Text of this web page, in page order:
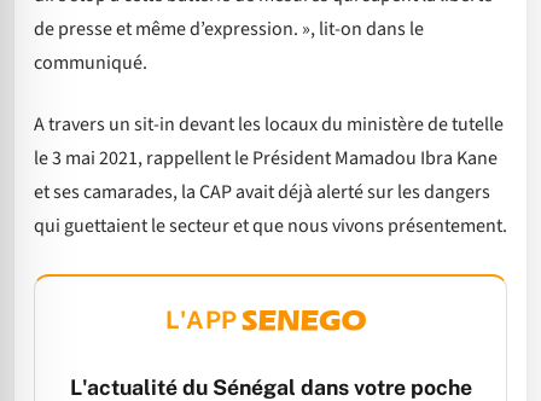
de presse et même d’expression. », lit-on dans le
communiqué.
A travers un sit-in devant les locaux du ministère de tutelle
le 3 mai 2021, rappellent le Président Mamadou Ibra Kane
et ses camarades, la CAP avait déjà alerté sur les dangers
qui guettaient le secteur et que nous vivons présentement.
L'APP
L'actualité du Sénégal dans votre poche